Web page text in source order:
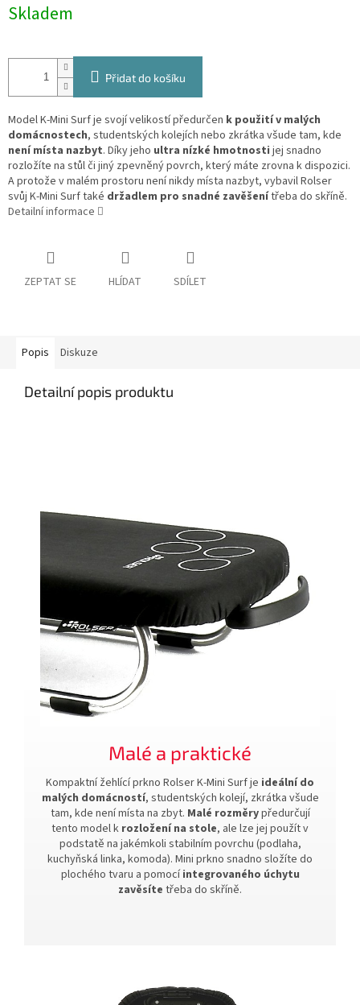
cena:
Skladem
Přidat do košíku
Model K-Mini Surf je svojí velikostí předurčen k použití v malých
domácnostech, studentských kolejích nebo zkrátka všude tam, kde
není místa nazbyt. Díky jeho ultra nízké hmotnosti jej snadno
rozložíte na stůl či jiný zpevněný povrch, který máte zrovna k dispozici.
A protože v malém prostoru není nikdy místa nazbyt, vybavil Rolser
svůj K-Mini Surf také držadlem pro snadné zavěšenítřeba do skříně.
Detailní informace
ZEPTAT SE HLÍDAT SDÍLET
Popis Diskuze
Detailní popis produktu
Malé a praktické
Kompaktní žehlící prkno Rolser K-Mini Surf je ideální do
malých domácností, studentských kolejí, zkrátka všude
tam, kde není místa na zbyt. Malé rozměrypředurčují
tento model k rozložení na stole, ale lze jej použít v
podstatě na jakémkoli stabilním povrchu (podlaha,
kuchyňská linka, komoda). Mini prkno snadno složíte do
plochého tvaru a pomocíintegrovaného úchytu
zavěsíte třeba do skříně.